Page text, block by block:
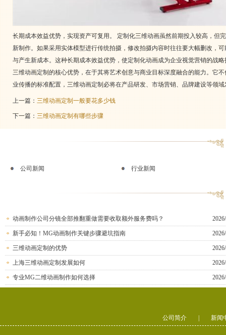
长期成本效益优势，实现资产可复用。 定制化三维动画虽然前期投入较高，
新制作。如果采用实体模型进行传统拍摄，修改拍摄内容时往往要大幅删改，
与产生新成本。这种长期成本效益优势，使定制化动画成为企业视觉营销的战略
三维动画定制的核心优势，在于其将艺术创意与商业目标深度融合的能力。它
业传播的标准配置，三维动画定制必将在产品研发、市场营销、品牌建设等领
上一篇：三维动画定制一般要花多少钱
下一篇：三维动画定制有哪些步骤
公司新闻 行业新闻
动画制作公司分镜全部推翻重做需要收取额外服务费吗？
新手必知！MG动画制作关键步骤避坑指南
三维动画定制的优势
上海三维动画定制发展如何
专业MG二维动画制作如何选择
公司简介 新闻